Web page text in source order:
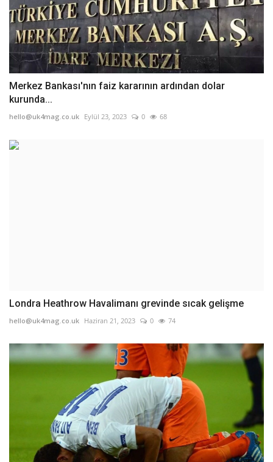
Merkez Bankası'nın faiz kararının ardından dolar
kurunda...
hello@uk4mag.co.uk Eylül 23, 2023 0 68
Londra Heathrow Havalimanı grevinde sıcak gelişme
hello@uk4mag.co.uk Haziran 21, 2023 0 74